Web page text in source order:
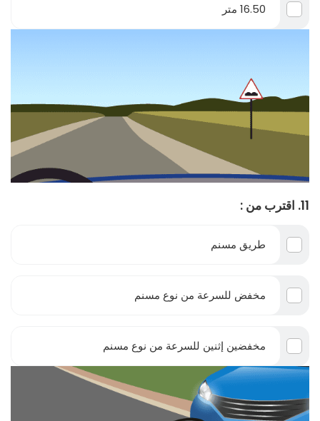
16.50 متر
11. اقترب من :
طريق مسنم
مخفض للسرعة من نوع مسنم
مخفضين إثنين للسرعة من نوع مسنم